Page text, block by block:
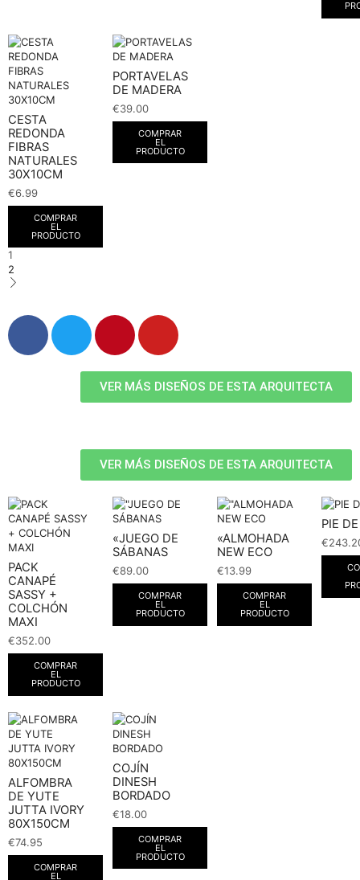
CESTA
REDONDA
FIBRAS
NATURALES
30X10CM
€6.99
COMPRAR
EL
PRODUCTO
PORTAVELAS
DE MADERA
€39.00
COMPRAR
EL
PRODUCTO
1
2
VER MÁS DISEÑOS DE ESTA ARQUITECTA
VER MÁS DISEÑOS DE ESTA ARQUITECTA
PACK
CANAPÉ
SASSY +
COLCHÓN
MAXI
€352.00
COMPRAR
EL
PRODUCTO
«JUEGO DE
SÁBANAS
€89.00
COMPRAR
EL
PRODUCTO
«ALMOHADA
NEW ECO
€13.99
COMPRAR
EL
PRODUCTO
PIE
€
ALFOMBRA
DE YUTE
JUTTA IVORY
80X150CM
€74.95
COMPRAR
EL
COJÍN
DINESH
BORDADO
€18.00
COMPRAR
EL
PRODUCTO